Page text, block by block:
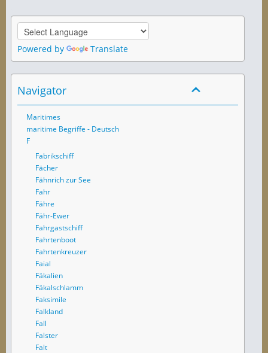
Powered by Translate
Navigator
Maritimes
maritime Begriffe - Deutsch
F
Fabrikschiff
Fächer
Fähnrich zur See
Fahr
Fähre
Fähr-Ewer
Fahrgastschiff
Fahrtenboot
Fahrtenkreuzer
Faial
Fäkalien
Fäkalschlamm
Faksimile
Falkland
Fall
Falster
Falt